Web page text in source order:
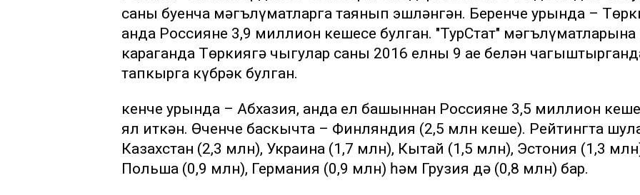
саны буенча мәгълүматларга таянып эшләнгән. Беренче урында –
анда Россиянең 3,9 миллион кешесе булган. "ТурСтат" мәгълүматларына
караганда Төркиягә чыгулар саны 2016 елның 9 ае белән
тапкырга күбрәк булган.
кенче урында – Абхазия, анда ел башыннан Россиянең 3,5 миллион
ял иткән. Өченче баскычта – Финляндия (2,5 млн кеше). Рейтингта
Казахстан (2,3 млн), Украина (1,7 млн), Кытай (1,5 млн), Эстония (1,3
Польша (0,9 млн), Германия (0,9 млн) һәм Грузия дә (0,8 млн) бар.